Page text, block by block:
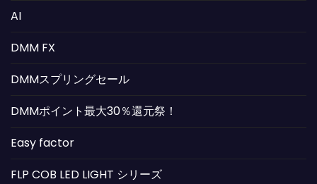
AI
DMM FX
DMMスプリングセール
DMMポイント最大30％還元祭！
Easy factor
FLP COB LED LIGHT シリーズ